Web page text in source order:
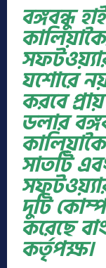
বঙ্গবন্ধু
যশোরে
করবে
ডলার
সাতটি
দুটি
করেছে
কর্তৃপক্ষ।